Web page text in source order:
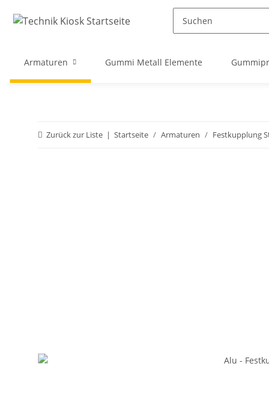
Armaturen Gummi Metall Elemente
Zurück zur Liste Startseite Armaturen Festkupplung